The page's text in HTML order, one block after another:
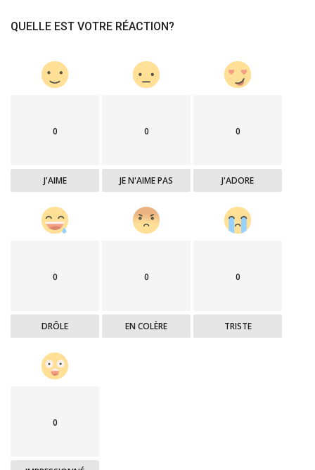
QUELLE EST VOTRE RÉACTION?
0
J'AIME
0
JE N'AIME PAS
0
J'ADORE
0
DRÔLE
0
EN COLÈRE
0
TRISTE
0